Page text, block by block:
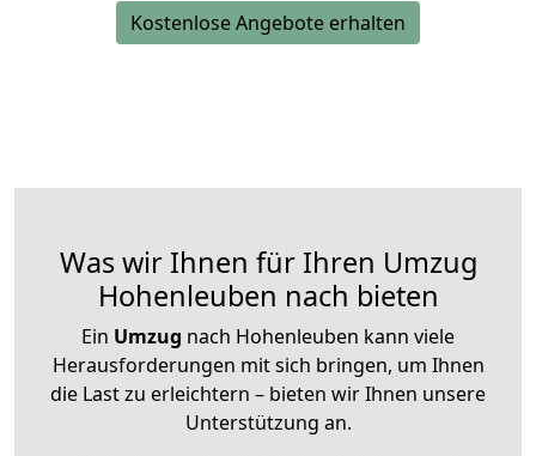
Kostenlose Angebote erhalten
Was wir Ihnen für Ihren Umzug
Hohenleuben nach bieten
Ein Umzug nach Hohenleuben kann viele
Herausforderungen mit sich bringen, um Ihnen
die Last zu erleichtern – bieten wir Ihnen unsere
Unterstützung an.